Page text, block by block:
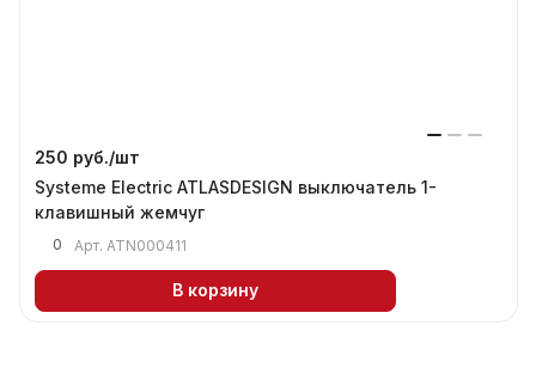
250 руб./шт
Systeme Electric ATLASDESIGN выключатель 1-
клавишный жемчуг
0 Арт. ATN000411
В корзину